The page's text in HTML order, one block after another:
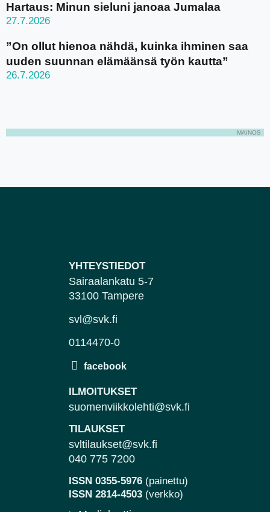
Hartaus: Minun sieluni janoaa Jumalaa
27.7.2026
”On ollut hienoa nähdä, kuinka ihminen saa
uuden suunnan elämäänsä työn kautta”
26.7.2026
MAINOS
YHTEYSTIEDOT
Sairaalankatu 5-7
33100 Tampere
svl@svk.fi
0114470-0
ILMOITUKSET
suomenviikkolehti@svk.fi
TILAUKSET
svltilaukset@svk.fi
040 775 7200
ISSN 0355-5976 (painettu)
ISSN 2814-4503 (verkko)